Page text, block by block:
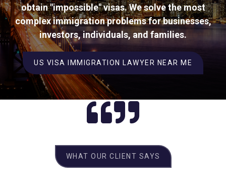
obtain "impossible" visas. We solve the most
complex immigration problems for businesses,
investors, individuals, and families.
US VISA IMMIGRATION LAWYER NEAR ME
WHAT OUR CLIENT SAYS